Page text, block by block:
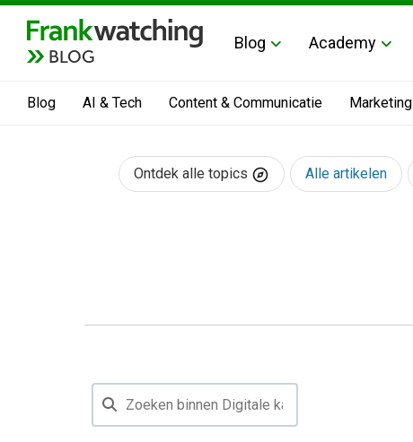
BLOG
Blog Academy
Blog AI & Tech Content & Communicatie Marketing
Ontdek alle topics Alle artikelen